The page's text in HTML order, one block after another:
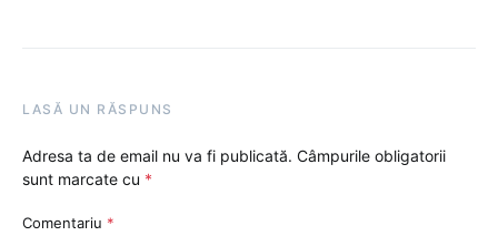
LASĂ UN RĂSPUNS
Adresa ta de email nu va fi publicată. Câmpurile obligatorii
sunt marcate cu *
Comentariu *